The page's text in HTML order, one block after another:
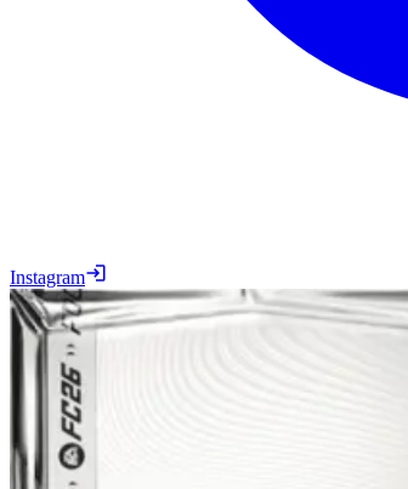
Instagram